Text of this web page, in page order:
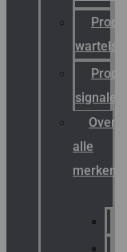
wartels
alle
merken